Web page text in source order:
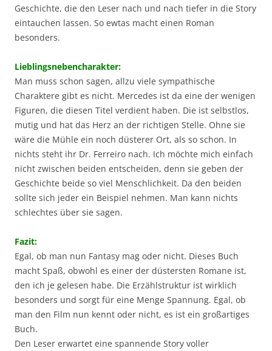
Geschichte, die den Leser nach und nach tiefer in die Story
eintauchen lassen. So ewtas macht einen Roman
besonders.
Lieblingsnebencharakter:
Man muss schon sagen, allzu viele sympathische
Charaktere gibt es nicht. Mercedes ist da eine der wenigen
Figuren, die diesen Titel verdient haben. Die ist selbstlos,
mutig und hat das Herz an der richtigen Stelle. Ohne sie
wäre die Mühle ein noch düsterer Ort, als so schon. In
nichts steht ihr Dr. Ferreiro nach. Ich möchte mich einfach
nicht zwischen beiden entscheiden, denn sie geben der
Geschichte beide so viel Menschlichkeit. Da den beiden
sollte sich jeder ein Beispiel nehmen. Man kann nichts
schlechtes über sie sagen.
Fazit:
Egal, ob man nun Fantasy mag oder nicht. Dieses Buch
macht Spaß, obwohl es einer der düstersten Romane ist,
den ich je gelesen habe. Die Erzählstruktur ist wirklich
besonders und sorgt für eine Menge Spannung. Egal, ob
man den Film nun kennt oder nicht, es ist ein großartiges
Buch.
Den Leser erwartet eine spannende Story voller